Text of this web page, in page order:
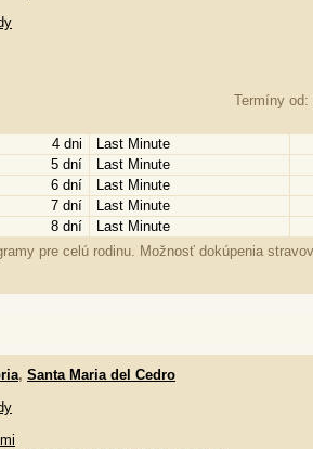
Termíny
4 dni Last Minute
5 dní Last Minute
6 dní Last Minute
7 dní Last Minute
8 dní Last Minute
pre celú rodinu. Možnosť dokúpenia
, Santa Maria del Cedro